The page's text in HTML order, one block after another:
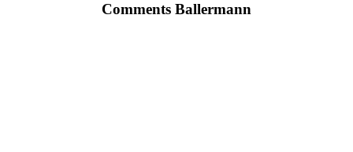
Comments Ballermann